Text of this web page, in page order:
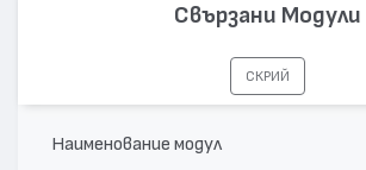
XC 810, XC 1020, XC 811, XC
830, XC 1033, XC 1040, XC
1245, XC 1255
Свързани Модули
СКРИЙ
Наименование модул